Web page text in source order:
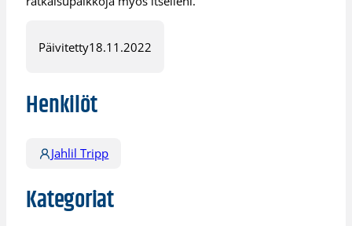
Päivitetty18.11.2022
Henkilöt
Jahlil Tripp
Kategoriat